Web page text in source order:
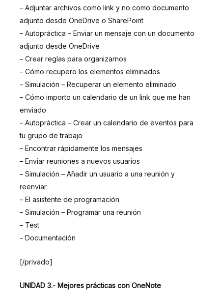
– Adjuntar archivos como link y no como documento
adjunto desde OneDrive o SharePoint
– Autopráctica – Enviar un mensaje con un documento
adjunto desde OneDrive
– Crear reglas para organizarnos
– Cómo recupero los elementos eliminados
– Simulación – Recuperar un elemento eliminado
– Cómo importo un calendario de un link que me han
enviado
– Autopráctica – Crear un calendario de eventos para
tu grupo de trabajo
– Encontrar rápidamente los mensajes
– Enviar reuniones a nuevos usuarios
– Simulación – Añadir un usuario a una reunión y
reenviar
– El asistente de programación
– Simulación – Programar una reunión
– Test
– Documentación
[/privado]
UNIDAD 3.- Mejores prácticas con OneNote